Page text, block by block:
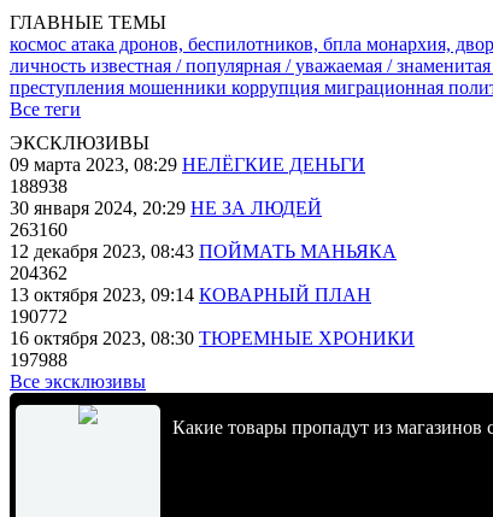
ГЛАВНЫЕ ТЕМЫ
космос атака дронов, беспилотников, бпла монархия,
личность известная / популярная / уважаемая /
преступления мошенники коррупция миграционная
Все теги
ЭКСКЛЮЗИВЫ
09 марта 2023, 08:29 НЕЛЁГКИЕ ДЕНЬГИ
188938
30 января 2024, 20:29 НЕ ЗА ЛЮДЕЙ
263160
12 декабря 2023, 08:43 ПОЙМАТЬ МАНЬЯКА
204362
13 октября 2023, 09:14 КОВАРНЫЙ ПЛАН
190772
16 октября 2023, 08:30 ТЮРЕМНЫЕ ХРОНИКИ
197988
Все эксклюзивы
Какие товары пропадут из магазинов